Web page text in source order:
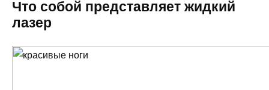
Что собой представляет жидкий
лазер